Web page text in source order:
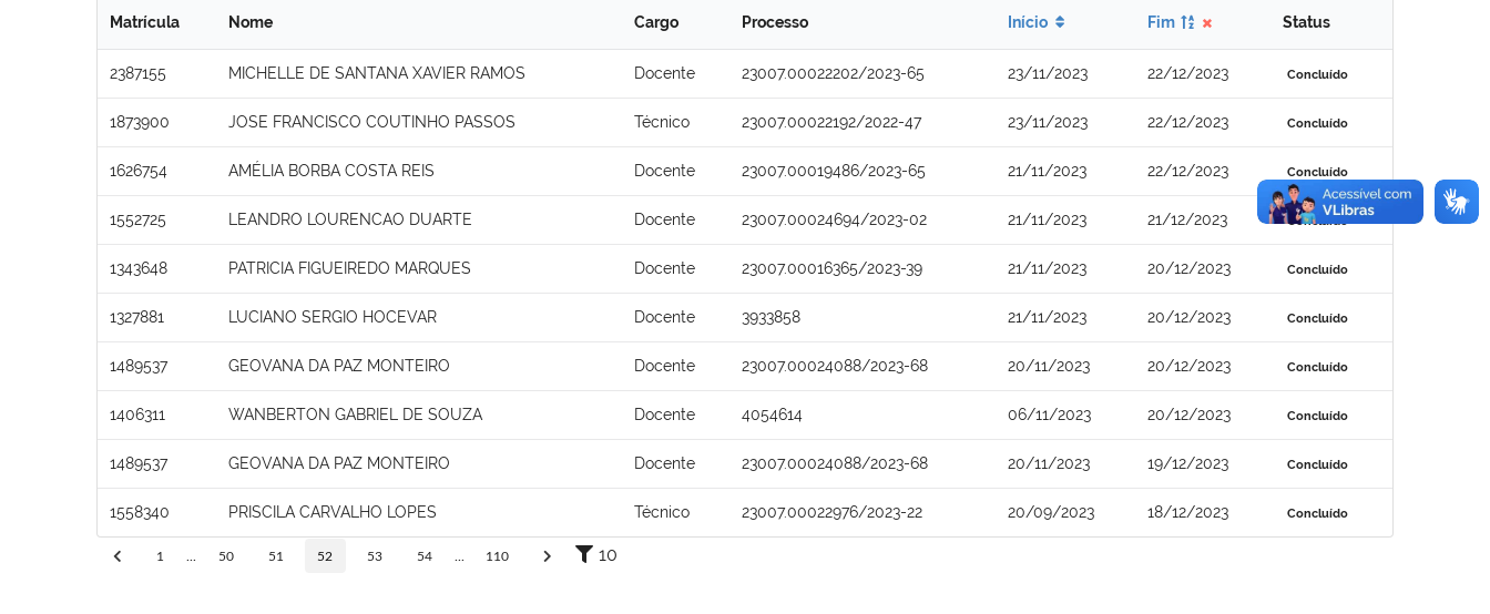
Matrícula Nome Cargo Processo Início Fim Status
2387155 MICHELLE DE SANTANA XAVIER RAMOS Docente 23007.00022202/2023-65 23/11/2023 22/12/2023 Concluído
1873900 JOSE FRANCISCO COUTINHO PASSOS Técnico 23007.00022192/2022-47 23/11/2023 22/12/2023 Concluído
1626754 AMÉLIA BORBA COSTA REIS Docente 23007.00019486/2023-65 21/11/2023 22/12/2023 Concluído
1552725 LEANDRO LOURENCAO DUARTE Docente 23007.00024694/2023-02 21/11/2023 21/12/2023 Concluído
1343648 PATRICIA FIGUEIREDO MARQUES Docente 23007.00016365/2023-39 21/11/2023 20/12/2023 Concluído
1327881 LUCIANO SERGIO HOCEVAR Docente 3933858 21/11/2023 20/12/2023 Concluído
1489537 GEOVANA DA PAZ MONTEIRO Docente 23007.00024088/2023-68 20/11/2023 20/12/2023 Concluído
1406311 WANBERTON GABRIEL DE SOUZA Docente 4054614 06/11/2023 20/12/2023 Concluído
1489537 GEOVANA DA PAZ MONTEIRO Docente 23007.00024088/2023-68 20/11/2023 19/12/2023 Concluído
1558340 PRISCILA CARVALHO LOPES Técnico 23007.00022976/2023-22 20/09/2023 18/12/2023 Concluído
1 50 51 52 53 54 110 10